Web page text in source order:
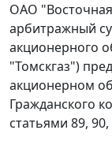
ОАО
арбитражный
акционерного
"Томскгаз")
акционерном
Гражданского
статьями 89, 90,